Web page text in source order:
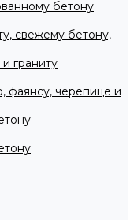
бетону
свежему бетону,
граниту
фаянсу, черепице и